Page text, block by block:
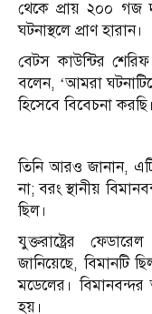
থেকে প্রায় ২০০ গজ
ঘটনাস্থলে প্রাণ হারান।
বেটস কাউন্টির
বলেন, ‘আমরা
হিসেবে বিবেচনা
তিনি আরও জানান,
না; বরং স্থানীয়
ছিল।
যুক্তরাষ্ট্রের
জানিয়েছে, বিমানটি
মডেলের।
হয়।